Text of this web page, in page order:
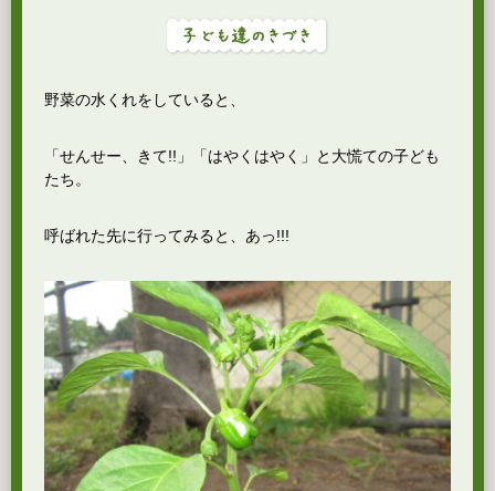
野菜の水くれをしていると、
「せんせー、きて!!」「はやくはやく」と大慌ての子ども
たち。
呼ばれた先に行ってみると、あっ!!!